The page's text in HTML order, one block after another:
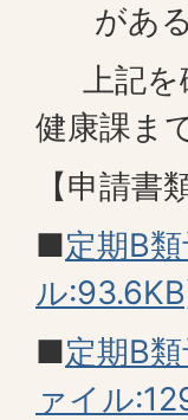
があ
上記を
健康課ま
【申請書
■定期B
ル
■定期B
ァイル